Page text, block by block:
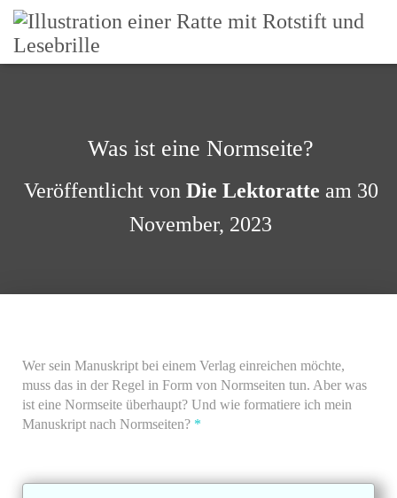
Was ist eine Normseite?
Veröffentlicht von Die Lektoratte am 30
November, 2023
Wer sein Manuskript bei einem Verlag einreichen möchte,
muss das in der Regel in Form von Normseiten tun. Aber was
ist eine Normseite überhaupt? Und wie formatiere ich mein
Manuskript nach Normseiten? *